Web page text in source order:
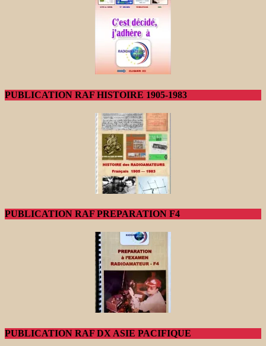
PUBLICATION RAF HISTOIRE 1905-1983
PUBLICATION RAF PREPARATION F4
PUBLICATION RAF DX ASIE PACIFIQUE